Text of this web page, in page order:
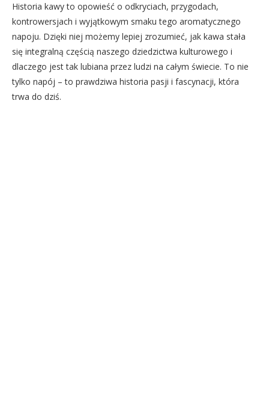
Historia kawy to opowieść o odkryciach, przygodach,
kontrowersjach i wyjątkowym smaku tego aromatycznego
napoju. Dzięki niej możemy lepiej zrozumieć, jak kawa stała
się integralną częścią naszego dziedzictwa kulturowego i
dlaczego jest tak lubiana przez ludzi na całym świecie. To nie
tylko napój – to prawdziwa historia pasji i fascynacji, która
trwa do dziś.